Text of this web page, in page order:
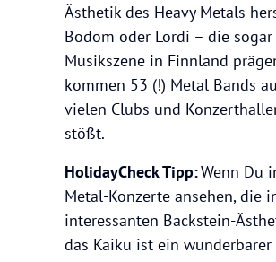
Ästhetik des Heavy Metals
Bodom oder Lordi – die
Musikszene in Finnland
kommen 53 (!) Metal Bands
vielen Clubs und
stößt.
HolidayCheck Tipp:Wenn Du
Metal-Konzerte ansehen, die
interessanten Backstein-
das Kaiku ist ein